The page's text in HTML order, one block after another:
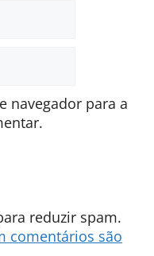
navegador para a
reduzir spam.
comentários são